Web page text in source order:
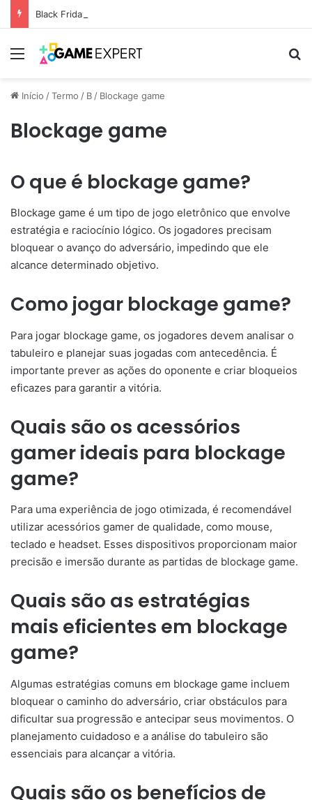
Black Friday: descontos incríveis em eletrônicos
Menu
Início /Termo / B / Blockage game
Blockage game
O que é blockage game?
Blockage game é um tipo de jogo eletrônico que envolve
estratégia e raciocínio lógico. Os jogadores precisam
bloquear o avanço do adversário, impedindo que ele
alcance determinado objetivo.
Como jogar blockage game?
Para jogar blockage game, os jogadores devem analisar o
tabuleiro e planejar suas jogadas com antecedência. É
importante prever as ações do oponente e criar bloqueios
eficazes para garantir a vitória.
Quais são os acessórios
gamer ideais para blockage
game?
Para uma experiência de jogo otimizada, é recomendável
utilizar acessórios gamer de qualidade, como mouse,
teclado e headset. Esses dispositivos proporcionam maior
precisão e imersão durante as partidas de blockage game.
Quais são as estratégias
mais eficientes em blockage
game?
Algumas estratégias comuns em blockage game incluem
bloquear o caminho do adversário, criar obstáculos para
dificultar sua progressão e antecipar seus movimentos. O
planejamento cuidadoso e a análise do tabuleiro são
essenciais para alcançar a vitória.
Quais são os benefícios de